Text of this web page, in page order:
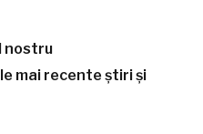
nostru
mai recente știri și